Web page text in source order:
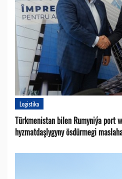
Logistika
Türkmenistan bilen Rumyniýa port
hyzmatdaşlygyny ösdürmegi